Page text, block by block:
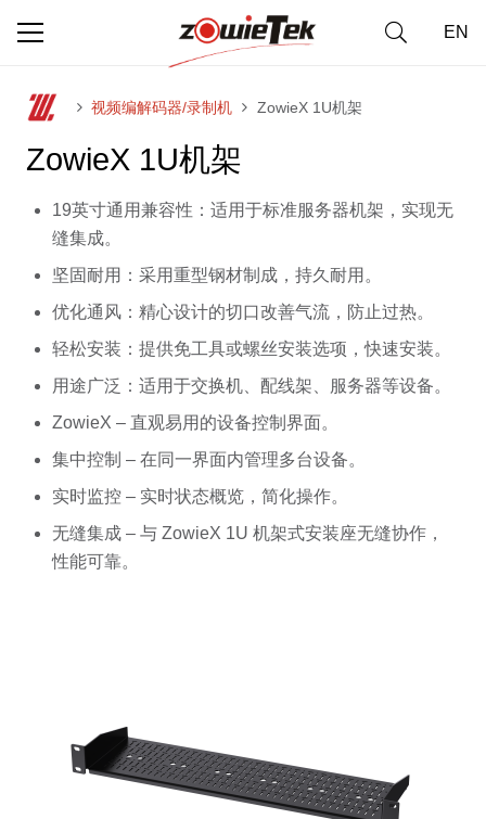
EN
视频编解码器/录制机 ZowieX 1U机架
ZowieX 1U机架
19英寸通用兼容性：适用于标准服务器机架，实现无
缝集成。
坚固耐用：采用重型钢材制成，持久耐用。
优化通风：精心设计的切口改善气流，防止过热。
轻松安装：提供免工具或螺丝安装选项，快速安装。
用途广泛：适用于交换机、配线架、服务器等设备。
ZowieX – 直观易用的设备控制界面。
集中控制 – 在同一界面内管理多台设备。
实时监控 – 实时状态概览，简化操作。
无缝集成 – 与 ZowieX 1U 机架式安装座无缝协作，
性能可靠。